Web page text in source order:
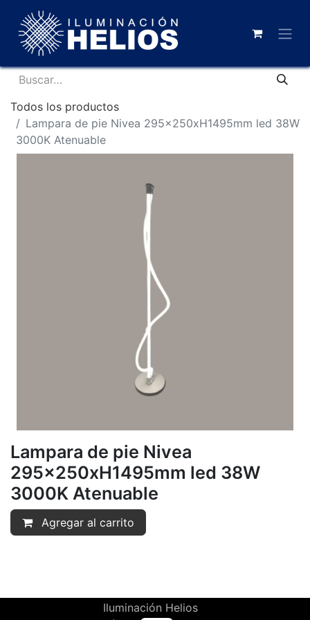
Todos los productos
Lampara de pie Nivea 295x250xH1495mm led 38W
3000K Atenuable
Lampara de pie Nivea
295x250xH1495mm led 38W
3000K Atenuable
Agregar al carrito
Iluminación Helios